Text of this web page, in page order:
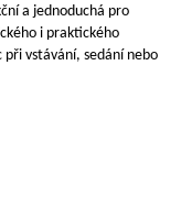
a jednoduchá pro
i praktického
vstávání, sedání nebo